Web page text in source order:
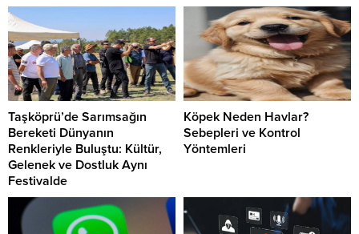
Taşköprü’de Sarımsağın
Bereketi Dünyanın
Renkleriyle Buluştu: Kültür,
Gelenek ve Dostluk Aynı
Festivalde
Köpek Neden Havlar?
Sebepleri ve Kontrol
Yöntemleri